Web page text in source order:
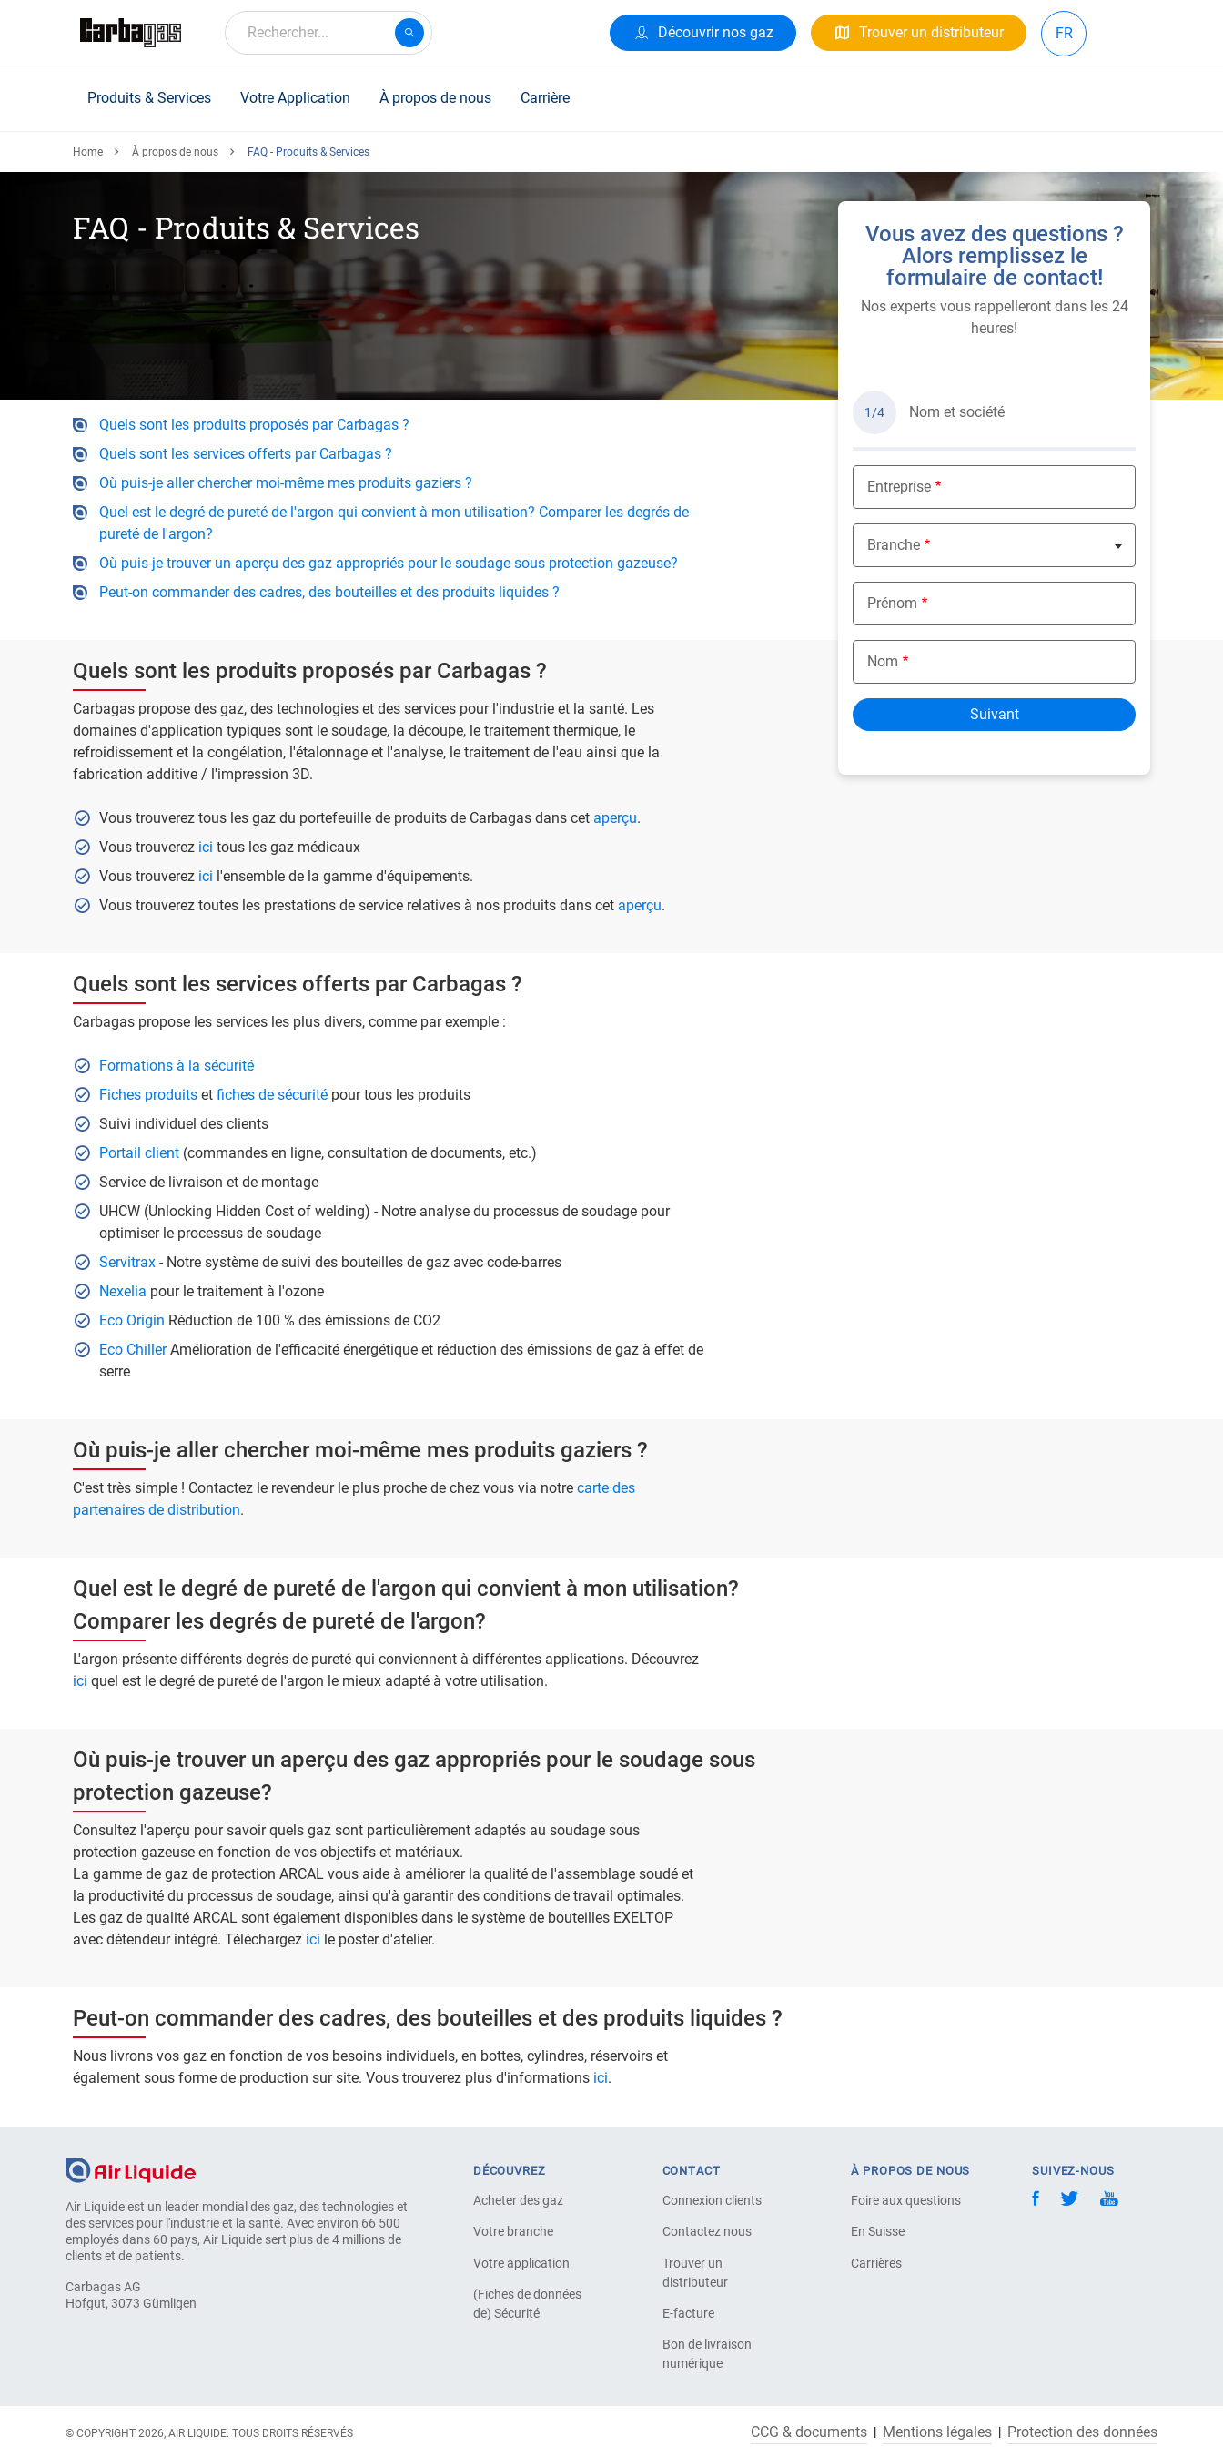
Rechercher... Découvrir nos gaz Trouver un distributeur FR
Produits & Services Votre Application À propos de nous Carrière
Home À propos de nous FAQ - Produits & Services
FAQ - Produits & Services
Quels sont les produits proposés par Carbagas ?
Quels sont les services offerts par Carbagas ?
Où puis-je aller chercher moi-même mes produits gaziers ?
Quel est le degré de pureté de l'argon qui convient à mon utilisation? Comparer les degrés de
pureté de l'argon?
Où puis-je trouver un aperçu des gaz appropriés pour le soudage sous protection gazeuse?
Peut-on commander des cadres, des bouteilles et des produits liquides ?
Quels sont les produits proposés par Carbagas ?
Carbagas propose des gaz, des technologies et des services pour l'industrie et la santé. Les
domaines d'application typiques sont le soudage, la découpe, le traitement thermique, le
refroidissement et la congélation, l'étalonnage et l'analyse, le traitement de l'eau ainsi que la
fabrication additive / l'impression 3D.
Vous trouverez tous les gaz du portefeuille de produits de Carbagas dans cet aperçu.
Vous trouverez ici tous les gaz médicaux
Vous trouverez ici l'ensemble de la gamme d'équipements.
Vous trouverez toutes les prestations de service relatives à nos produits dans cet aperçu.
Quels sont les services offerts par Carbagas ?
Carbagas propose les services les plus divers, comme par exemple :
Formations à la sécurité
Fiches produitset fiches de sécuritépour tous les produits
Suivi individuel des clients
Portail client(commandes en ligne, consultation de documents, etc.)
Service de livraison et de montage
UHCW (Unlocking Hidden Cost of welding) - Notre analyse du processus de soudage pour
optimiser le processus de soudage
Servitrax- Notre système de suivi des bouteilles de gaz avec code-barres
Nexelia pour le traitement à l'ozone
Eco Origin Réduction de 100 % des émissions de CO2
Eco ChillerAmélioration de l'efficacité énergétique et réduction des émissions de gaz à effet de
serre
Où puis-je aller chercher moi-même mes produits gaziers ?
C'est très simple ! Contactez le revendeur le plus proche de chez vous via notre carte des
partenaires de distribution.
Quel est le degré de pureté de l'argon qui convient à mon utilisation?
Comparer les degrés de pureté de l'argon?
L'argon présente différents degrés de pureté qui conviennent à différentes applications. Découvrez
ici quel est le degré de pureté de l'argon le mieux adapté à votre utilisation.
Où puis-je trouver un aperçu des gaz appropriés pour le soudage sous
protection gazeuse?
Consultez l'aperçu pour savoir quels gaz sont particulièrement adaptés au soudage sous
protection gazeuse en fonction de vos objectifs et matériaux.
La gamme de gaz de protection ARCAL vous aide à améliorer la qualité de l'assemblage soudé et
la productivité du processus de soudage, ainsi qu'à garantir des conditions de travail optimales.
Les gaz de qualité ARCAL sont également disponibles dans le système de bouteilles EXELTOP
avec détendeur intégré. Téléchargez ici le poster d'atelier.
Peut-on commander des cadres, des bouteilles et des produits liquides ?
Nous livrons vos gaz en fonction de vos besoins individuels, en bottes, cylindres, réservoirs et
également sous forme de production sur site. Vous trouverez plus d'informations ici.
Vous avez des questions ?
Alors remplissez le
formulaire de contact!
Nos experts vous rappelleront dans les 24
heures!
1/4 Nom et société
Entreprise
Branche
Nothing selected
Prénom
Nom
Air Liquide est un leader mondial des gaz, des technologies et
des services pour l'industrie et la santé. Avec environ 66 500
employés dans 60 pays, Air Liquide sert plus de 4 millions de
clients et de patients.
Carbagas AG
Hofgut, 3073 Gümligen
DÉCOUVREZ
Acheter des gaz
Votre branche
Votre application
(Fiches de données
de) Sécurité
CONTACT
Connexion clients
Contactez nous
Trouver un
distributeur
E-facture
Bon de livraison
numérique
À PROPOS DE NOUS
Foire aux questions
En Suisse
Carrières
SUIVEZ-NOUS
© COPYRIGHT 2026, AIR LIQUIDE. TOUS DROITS RÉSERVÉS CCG & documents Mentions légales Protection des données